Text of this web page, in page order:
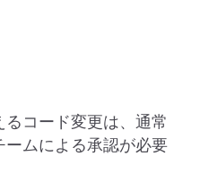
コード変更は、通常
ムによる承認が必要